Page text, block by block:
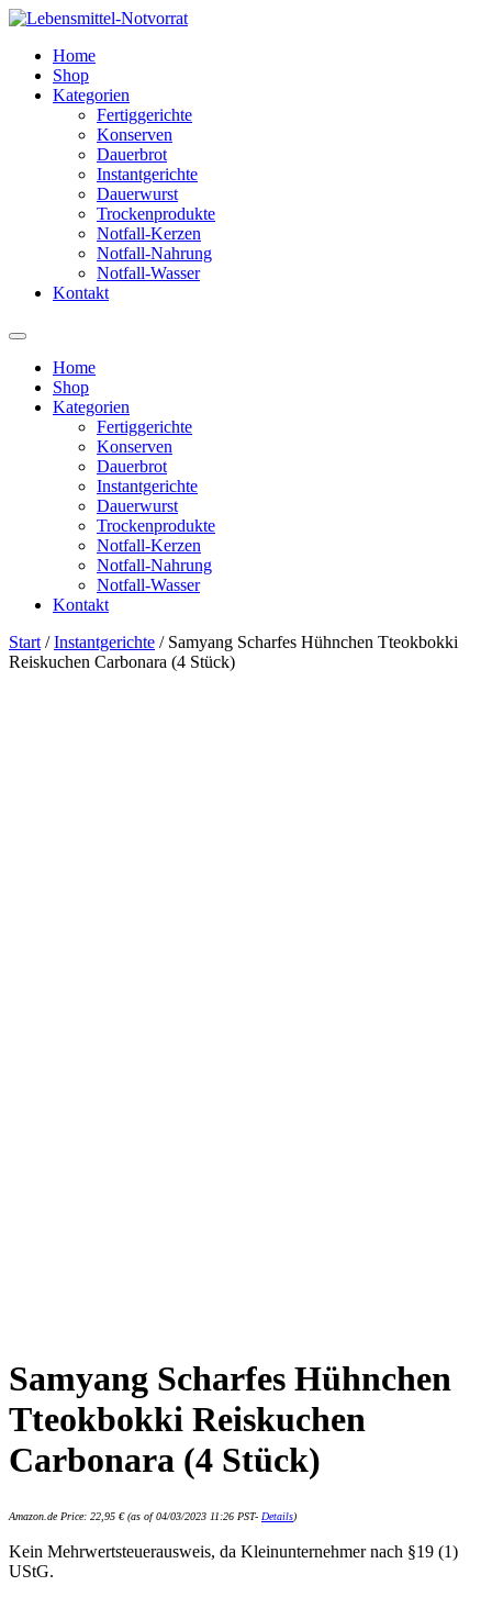
Zum
springenHome
Shop
Kategorien
Fertiggerichte
Konserven
Dauerbrot
Instantgerichte
Dauerwurst
Trockenprodukte
Notfall-Kerzen
Notfall-Nahrung
Notfall-Wasser
Kontakt
Home
Shop
Kategorien
Fertiggerichte
Konserven
Dauerbrot
Instantgerichte
Dauerwurst
Trockenprodukte
Notfall-Kerzen
Notfall-Nahrung
Notfall-Wasser
Kontakt
Start /Instantgerichte / Samyang Scharfes Hühnchen Tteokbokki
Reiskuchen Carbonara (4 Stück)
Samyang Scharfes Hühnchen
Tteokbokki Reiskuchen
Carbonara (4 Stück)
Amazon.de Price: 22,95 €(as of 04/03/2023 11:26 PST- Details)
Kein Mehrwertsteuerausweis, da Kleinunternehmer nach §19 (1)
UStG.